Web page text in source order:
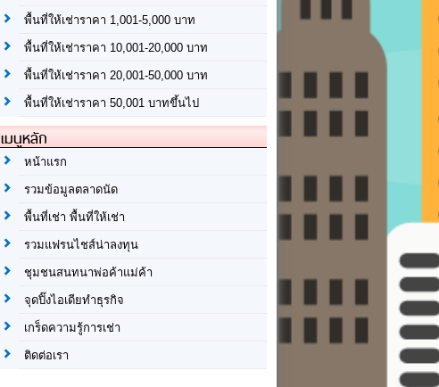
พื้นที่ให้เช่าราคา 1,001-5,000 บาท
พื้นที่ให้เช่าราคา 10,001-20,000 บาท
พื้นที่ให้เช่าราคา 20,001-50,000 บาท
พื้นที่ให้เช่าราคา 50,001 บาทขึ้นไป
เมนูหลัก
หน้าแรก
รวมข้อมูลตลาดนัด
พื้นที่เช่า พื้นที่ให้เช่า
รวมแฟรนไชส์น่าลงทุน
ชุมชนสนทนาพ่อค้าแม่ค้า
จุดปิ๊งไอเดียทำธุรกิจ
เกร็ดความรู้การเช่า
ติดต่อเรา